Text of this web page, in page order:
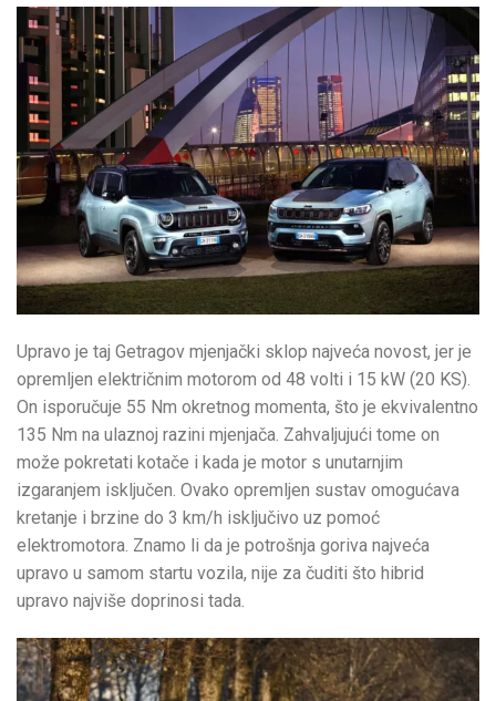
Upravo je taj Getragov mjenjački sklop najveća novost, jer je
opremljen električnim motorom od 48 volti i 15 kW (20 KS).
On isporučuje 55 Nm okretnog momenta, što je ekvivalentno
135 Nm na ulaznoj razini mjenjača. Zahvaljujući tome on
može pokretati kotače i kada je motor s unutarnjim
izgaranjem isključen. Ovako opremljen sustav omogućava
kretanje i brzine do 3 km/h isključivo uz pomoć
elektromotora. Znamo li da je potrošnja goriva najveća
upravo u samom startu vozila, nije za čuditi što hibrid
upravo najviše doprinosi tada.